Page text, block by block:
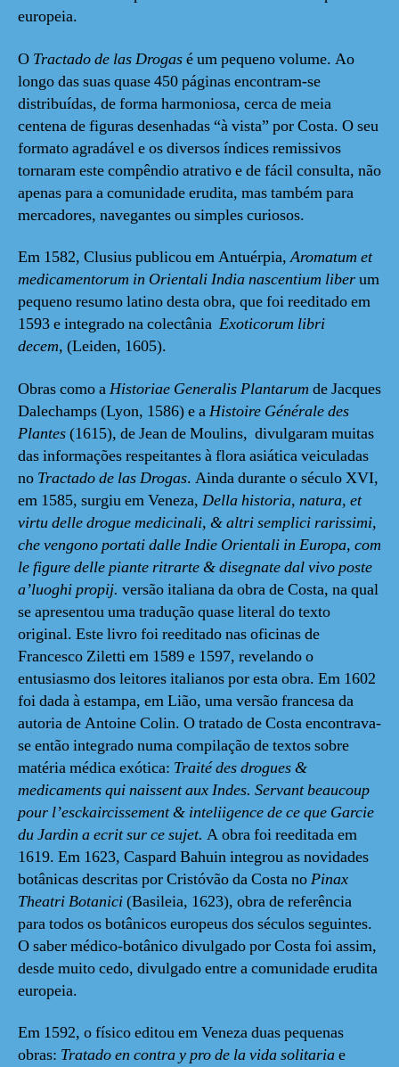
europeia.
O Tractado de las Drogasé um pequeno volume. Ao
longo das suas quase 450 páginas encontram-se
distribuídas, de forma harmoniosa, cerca de meia
centena de figuras desenhadas “à vista” por Costa. O seu
formato agradável e os diversos índices remissivos
tornaram este compêndio atrativo e de fácil consulta, não
apenas para a comunidade erudita, mas também para
mercadores, navegantes ou simples curiosos.
Em 1582, Clusius publicou em Antuérpia,Aromatum et
medicamentorum in Orientali India nascentium liberum
pequeno resumo latino desta obra, que foi reeditado em
1593 e integrado na colectânia Exoticorum libri
decem, (Leiden, 1605).
Obras como aHistoriae Generalis Plantarum de Jacques
Dalechamps (Lyon, 1586) e aHistoire Générale des
Plantes(1615), de Jean de Moulins, divulgaram muitas
das informações respeitantes à flora asiática veiculadas
no Tractado de las Drogas. Ainda durante o século XVI,
em 1585, surgiu em Veneza, Della historia, natura, et
virtu delle drogue medicinali, & altri semplici rarissimi,
che vengono portati dalle Indie Orientali in Europa, com
le figure delle piante ritrarte & disegnate dal vivo poste
a’luoghi propij. versão italiana da obra de Costa, na qual
se apresentou uma tradução quase literal do texto
original. Este livro foi reeditado nas oficinas de
Francesco Ziletti em 1589 e 1597, revelando o
entusiasmo dos leitores italianos por esta obra. Em 1602
foi dada à estampa, em Lião, uma versão francesa da
autoria de Antoine Colin. O tratado de Costa encontrava-
se então integrado numa compilação de textos sobre
matéria médica exótica: Traité des drogues &
medicaments qui naissent aux Indes. Servant beaucoup
pour l’esckaircissement & inteliigence de ce que Garcie
du Jardin a ecrit sur ce sujet. A obra foireeditada em
1619. Em 1623, Caspard Bahuin integrou as novidades
botânicas descritas por Cristóvão da Costa noPinax
Theatri Botanici(Basileia, 1623), obra de referência
para todos os botânicos europeus dos séculos seguintes.
O saber médico-botânico divulgado por Costa foi assim,
desde muito cedo, divulgado entre a comunidade erudita
europeia.
Em 1592, o físico editou em Veneza duas pequenas
obras: Tratado en contra y pro de la vida solitariae